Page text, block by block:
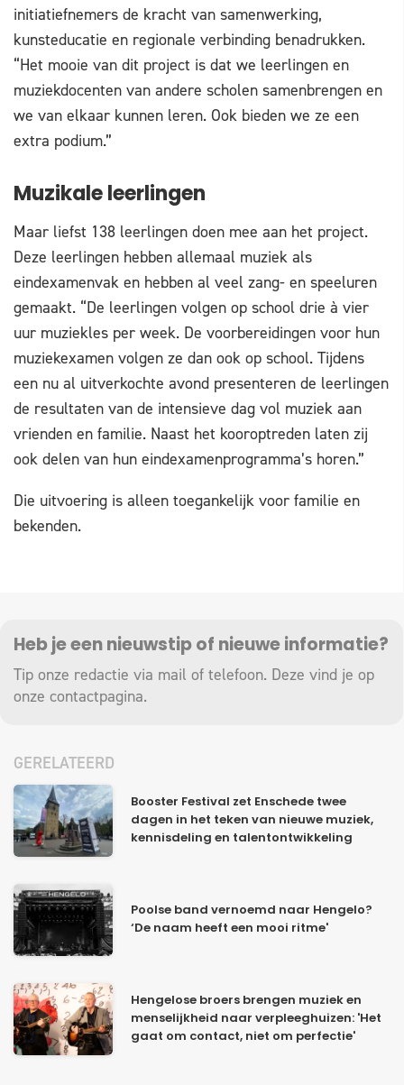
initiatiefnemers de kracht van samenwerking,
kunsteducatie en regionale verbinding benadrukken.
“Het mooie van dit project is dat we leerlingen en
muziekdocenten van andere scholen samenbrengen en
we van elkaar kunnen leren. Ook bieden we ze een
extra podium.”
Muzikale leerlingen
Maar liefst 138 leerlingen doen mee aan het project.
Deze leerlingen hebben allemaal muziek als
eindexamenvak en hebben al veel zang- en speeluren
gemaakt. “De leerlingen volgen op school drie à vier
uur muziekles per week. De voorbereidingen voor hun
muziekexamen volgen ze dan ook op school. Tijdens
een nu al uitverkochte avond presenteren de leerlingen
de resultaten van de intensieve dag vol muziek aan
vrienden en familie. Naast het kooroptreden laten zij
ook delen van hun eindexamenprogramma’s horen.”
Die uitvoering is alleen toegankelijk voor familie en
bekenden.
Heb je een nieuwstip of nieuwe informatie?
Tip onze redactie via mail of telefoon. Deze vind je op
onze contactpagina.
GERELATEERD
Booster Festival zet Enschede twee
dagen in het teken van nieuwe muziek,
kennisdeling en talentontwikkeling
Poolse band vernoemd naar Hengelo?
‘De naam heeft een mooi ritme'
Hengelose broers brengen muziek en
menselijkheid naar verpleeghuizen: 'Het
gaat om contact, niet om perfectie'